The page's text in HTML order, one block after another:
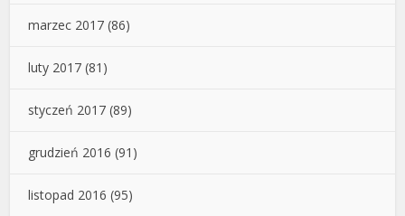
marzec 2017 (86)
luty 2017 (81)
styczeń 2017 (89)
grudzień 2016 (91)
listopad 2016 (95)